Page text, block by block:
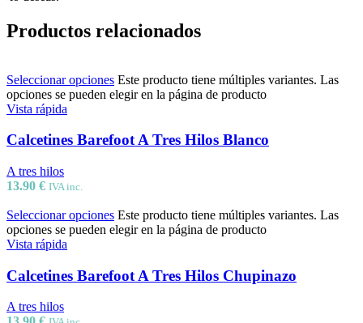
Productos relacionados
Seleccionar opciones Este producto tiene múltiples variantes. Las
opciones se pueden elegir en la página de producto
Vista rápida
Calcetines Barefoot A Tres Hilos Blanco
A tres hilos
13.90 € IVA inc.
Seleccionar opciones Este producto tiene múltiples variantes. Las
opciones se pueden elegir en la página de producto
Vista rápida
Calcetines Barefoot A Tres Hilos Chupinazo
A tres hilos